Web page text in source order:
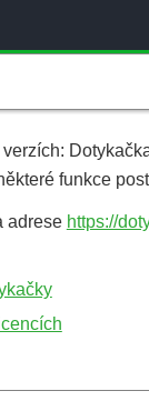
funkce
adrese https://